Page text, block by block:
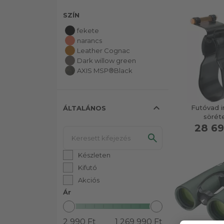
Futóvad
28
SZÍN
fekete
narancs
Leather Cognac
Dark willow green
AXIS MSP®Black
ÁLTALÁNOS expand_less
Készleten
Kifutó
Akciós
Ár
2 990 Ft 1 269 990 Ft